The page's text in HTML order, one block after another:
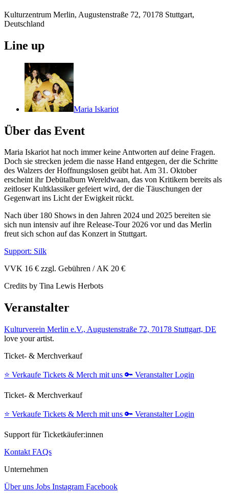
Kulturzentrum Merlin, Augustenstraße 72, 70178 Stuttgart,
Deutschland
Line up
Maria Iskariot
Über das Event
Maria Iskariot hat noch immer keine Antworten auf deine Fragen.
Doch sie strecken jedem die nasse Hand entgegen, der die Schritte
des Walzers der Hoffnungslosen geübt hat. Am 31. Oktober
erscheint ihr Debütalbum Wereldwaan, das von Kritikern bereits als
zeitloser Kultklassiker gefeiert wird, der die Täuschungen der
Gegenwart ins Licht der Ewigkeit rückt.
Nach über 180 Shows in den Jahren 2024 und 2025 bereiten sie
sich nun intensiv auf ihre Release-Tour 2026 vor und das Merlin
freut sich schon auf das Konzert in Stuttgart.
Support: Silk
VVK 16 € zzgl. Gebühren / AK 20 €
Credits by Tina Lewis Herbots
Veranstalter
Kulturverein Merlin e.V., Augustenstraße 72, 70178 Stuttgart, DE
love your artist.
Ticket- & Merchverkauf
⭐️ Verkaufe Tickets & Merch mit uns 🔑 Veranstalter Login
Ticket- & Merchverkauf
⭐️ Verkaufe Tickets & Merch mit uns 🔑 Veranstalter Login
Support für Ticketkäufer:innen
Kontakt FAQs
Unternehmen
Über uns Jobs Instagram Facebook